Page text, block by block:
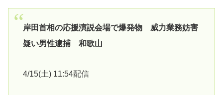
岸田首相の応援演説会場で爆発物 威力業務妨害
疑い男性逮捕 和歌山
4/15(土) 11:54配信